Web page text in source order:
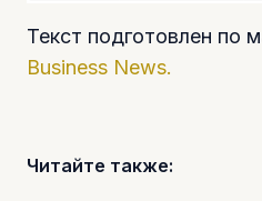
Текст подготовлен по
Business News.
Читайте также: